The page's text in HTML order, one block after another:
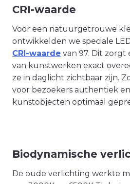
CRI-waarde
Voor een natuurgetrouwe
ontwikkelden we speciale
CRI-waarde van 97. Dit
van kunstwerken exact
ze in daglicht zichtbaar zijn.
voor bezoekers authentiek
kunstobjecten optimaal
Biodynamische
De oude verlichting werkte